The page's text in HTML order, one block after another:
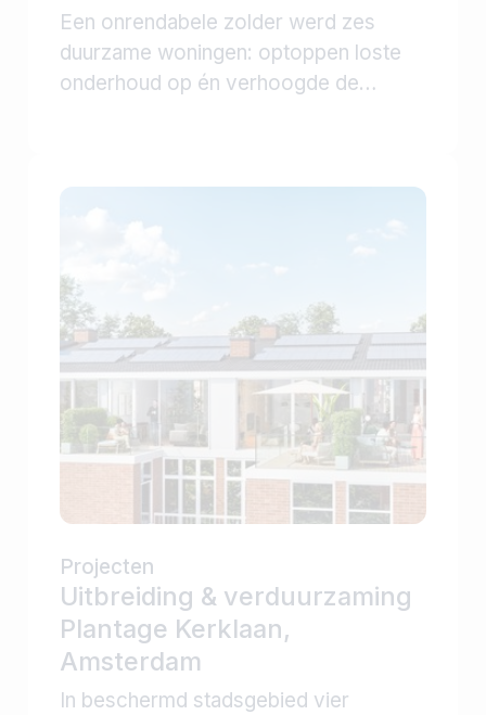
Een onrendabele zolder werd zes
duurzame woningen: optoppen loste
onderhoud op én verhoogde de
Projecten
Uitbreiding & verduurzaming
Plantage Kerklaan,
Amsterdam
In beschermd stadsgebied vier